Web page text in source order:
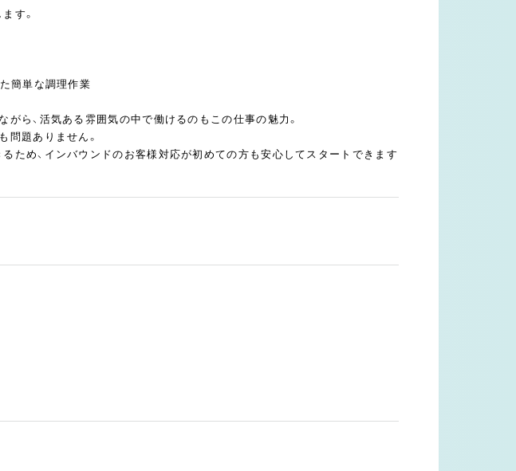
す。
簡単な調理作業
ら、活気ある雰囲気の中で働けるのもこの仕事の魅力。
問題ありません。
ため、インバウンドのお客様対応が初めての方も安心してスタートできます